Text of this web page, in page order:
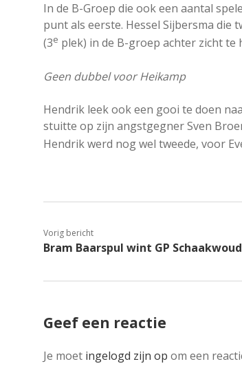
In de B-Groep die ook een aantal
punt als eerste. Hessel Sijbersma die
(3e plek) in de B-groep achter zicht te
Geen dubbel voor Heikamp
Hendrik leek ook een gooi te doen
stuitte op zijn angstgegner Sven
Hendrik werd nog wel tweede, voor
Vorig bericht
Bram Baarspul wint GP
Geef een reactie
Je moet ingelogd zijn op om een